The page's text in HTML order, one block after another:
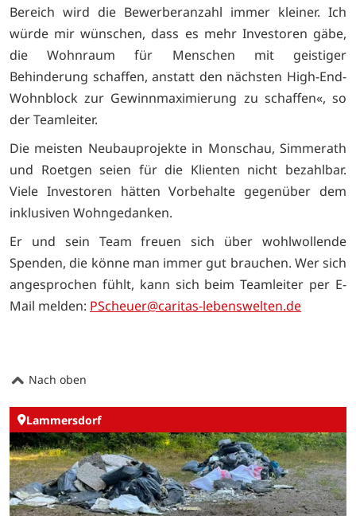
Bereich wird die Bewerberanzahl immer kleiner. Ich
würde mir wünschen, dass es mehr Investoren gäbe,
die Wohnraum für Menschen mit geistiger
Behinderung schaffen, anstatt den nächsten High-End-
Wohnblock zur Gewinnmaximierung zu schaffen«, so
der Teamleiter.
Die meisten Neubauprojekte in Monschau, Simmerath
und Roetgen seien für die Klienten nicht bezahlbar.
Viele Investoren hätten Vorbehalte gegenüber dem
inklusiven Wohngedanken.
Er und sein Team freuen sich über wohlwollende
Spenden, die könne man immer gut brauchen. Wer sich
angesprochen fühlt, kann sich beim Teamleiter per E-
Mail melden: PScheuer@caritas-lebenswelten.de
Nach oben
Lammersdorf